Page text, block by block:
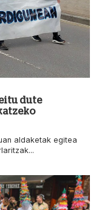
dute
aldaketak egitea